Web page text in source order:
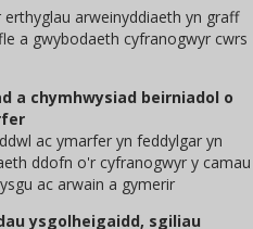
arweinyddiaeth yn graff
a gwybodaeth cyfranogwyr cwrs
a chymhwysiad beirniadol o
ac ymarfer yn feddylgar yn
ddofn o'r cyfranogwyr y camau
ac arwain a gymerir
ysgolheigaidd, sgiliau